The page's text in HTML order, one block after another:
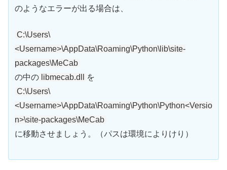
のようなエラーが出る場合は、
C:\Users\
<Username>\AppData\Roaming\Python\lib\site-
packages\MeCab
の中の libmecab.dll
を
C:\Users\
<Username>\AppData\Roaming\Python\Python<Versio
n>\site-packages\MeCab
に移動させましょう。（パスは環境によりけり）